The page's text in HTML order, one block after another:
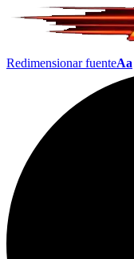
Redimensionar fuenteAa